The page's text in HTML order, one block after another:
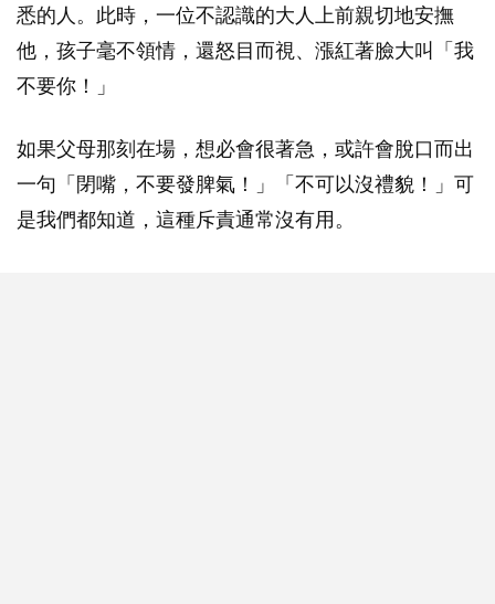
悉的人。此時，一位不認識的大人上前親切地安撫
他，孩子毫不領情，還怒目而視、漲紅著臉大叫「我
不要你！」
如果父母那刻在場，想必會很著急，或許會脫口而出
一句「閉嘴，不要發脾氣！」「不可以沒禮貌！」可
是我們都知道，這種斥責通常沒有用。